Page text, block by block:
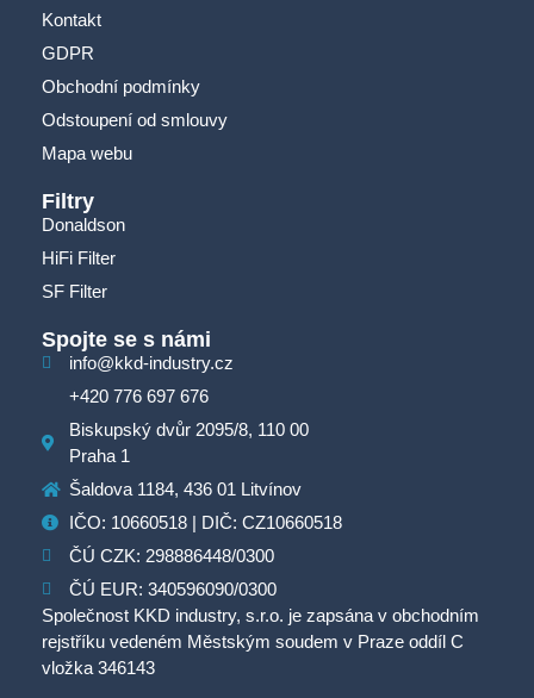
Kontakt
GDPR
Obchodní podmínky
Odstoupení od smlouvy
Mapa webu
Filtry
Donaldson
HiFi Filter
SF Filter
Spojte se s námi
info@kkd-industry.cz
+420 776 697 676
Biskupský dvůr 2095/8, 110 00
Praha 1
Šaldova 1184, 436 01 Litvínov
IČO: 10660518 | DIČ: CZ10660518
ČÚ CZK: 298886448/0300
ČÚ EUR: 340596090/0300
Společnost KKD industry, s.r.o. je zapsána v obchodním
rejstříku vedeném Městským soudem v Praze oddíl C
vložka 346143